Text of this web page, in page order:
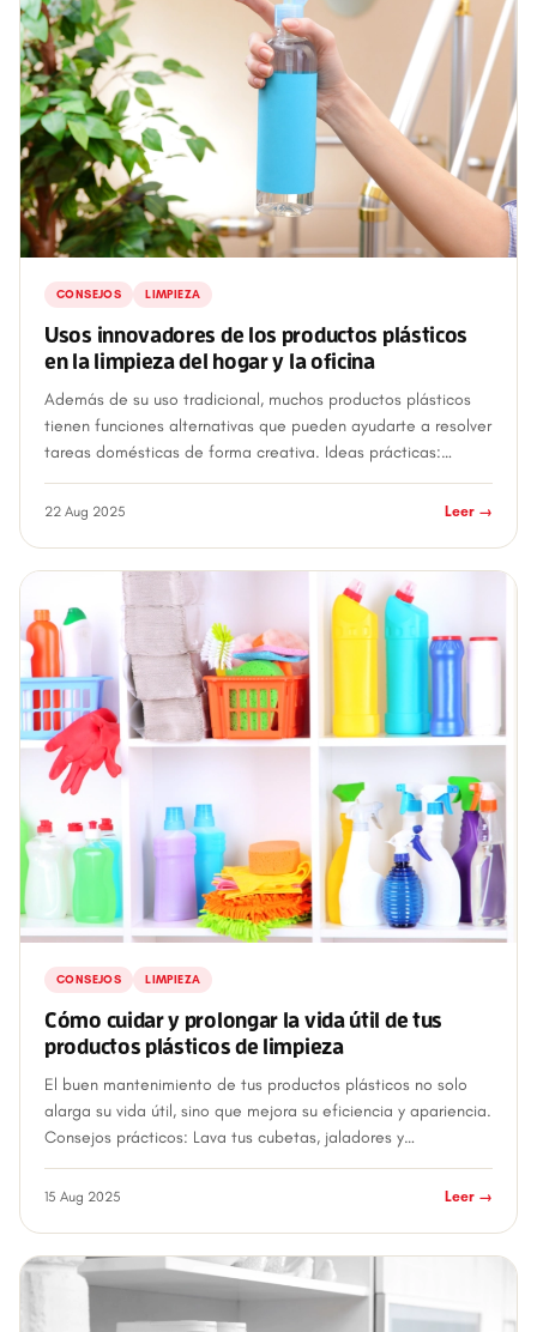
CONSEJOS LIMPIEZA
Usos innovadores de los productos plásticos
en la limpieza del hogar y la oficina
Además de su uso tradicional, muchos productos plásticos
tienen funciones alternativas que pueden ayudarte a resolver
tareas domésticas de forma creativa. Ideas prácticas:
Cubetas como cestos de ro...
22 Aug 2025 Leer →
CONSEJOS LIMPIEZA
Cómo cuidar y prolongar la vida útil de tus
productos plásticos de limpieza
El buen mantenimiento de tus productos plásticos no solo
alarga su vida útil, sino que mejora su eficiencia y apariencia.
Consejos prácticos: Lava tus cubetas, jaladores y
atomizadores con frecuenc...
15 Aug 2025 Leer →